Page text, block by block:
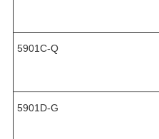
5901C-Q
5901D-G